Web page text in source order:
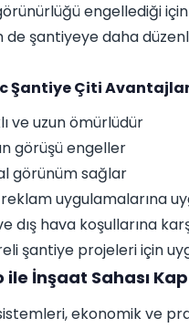
engellediği
de şantiyeye daha
Şantiye Çiti
ve uzun ömürlüdür
görüşü engeller
görünüm sağlar
uygulamalarına
dış hava koşullarına
şantiye projeleri için
ile İnşaat Sahası
ekonomik ve